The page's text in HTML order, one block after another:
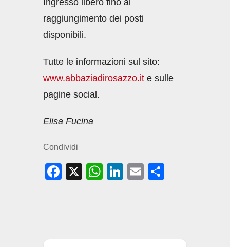
Ingresso libero fino al
raggiungimento dei posti
disponibili.
Tutte le informazioni sul sito:
www.abbaziadirosazzo.it e sulle
pagine social.
Elisa Fucina
Condividi
F
b
X
W
A
Li
dI
E
vi